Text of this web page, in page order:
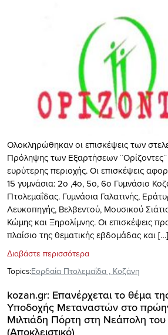
Ολοκληρώθηκαν οι επισκέψεις των
Πρόληψης των Εξαρτήσεων
ευρύτερης περιοχής. Οι επισκέψεις
15 γυμνάσια: 2ο ,4ο, 5ο, 6ο Γυμνάσιο
Πτολεμαΐδας. Γυμνάσια Γαλατινής,
Λευκοπηγής, Βελβεντού, Μουσικού
Κώμης και Ξηρολίμνης. Οι επισκέψεις
πλαίσιο της θεματικής εβδομάδας και […]
Διαβάστε περισσότερα
Topics:Εορδαία Πτολεμαΐδα , Κοζάνη
kozan.gr: Επανέρχεται το θέμα
Υποδοχής Μεταναστών στο
Μιλτιάδη Πόρτη στη Νεάπολη
(Αποκλειστικό)